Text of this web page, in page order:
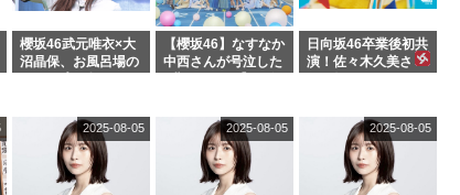
櫻坂46武元唯衣×大
沼晶保、お風呂場の
【櫻坂46】なすなか
中西さんが号泣した
日向坂46卒業後初共
演！佐々木久美さ
結果･･･【激レアさ
んを連れてきた。】
2025-08-05 2025-08-05 2025-08-05